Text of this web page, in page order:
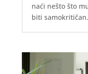
naći nešto što
biti